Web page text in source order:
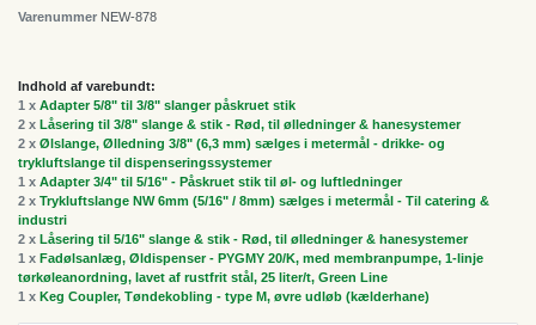
Varenummer NEW-878
Indhold af varebundt:
1 x Adapter 5/8" til 3/8" slanger påskruet stik
2 x Låsering til 3/8" slange & stik - Rød, til ølledninger & hanesystemer
2 x Ølslange, Ølledning 3/8" (6,3 mm) sælges i metermål - drikke- og
trykluftslange til dispenseringssystemer
1 x Adapter 3/4" til 5/16" - Påskruet stik til øl- og luftledninger
2 x Trykluftslange NW 6mm (5/16" / 8mm) sælges i metermål - Til catering &
industri
2 x Låsering til 5/16" slange & stik - Rød, til ølledninger & hanesystemer
1 x Fadølsanlæg, Øldispenser - PYGMY 20/K, med membranpumpe, 1-linje
tørkøleanordning, lavet af rustfrit stål, 25 liter/t, Green Line
1 x Keg Coupler, Tøndekobling - type M, øvre udløb (kælderhane)